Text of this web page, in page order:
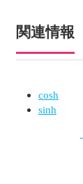
関連情報
cosh
sinh